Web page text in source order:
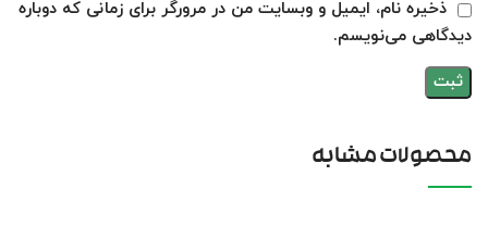
ذخیره نام، ایمیل و وبسایت من در مرورگر برای زمانی که دوباره
دیدگاهی می‌نویسم.
محصولات مشابه